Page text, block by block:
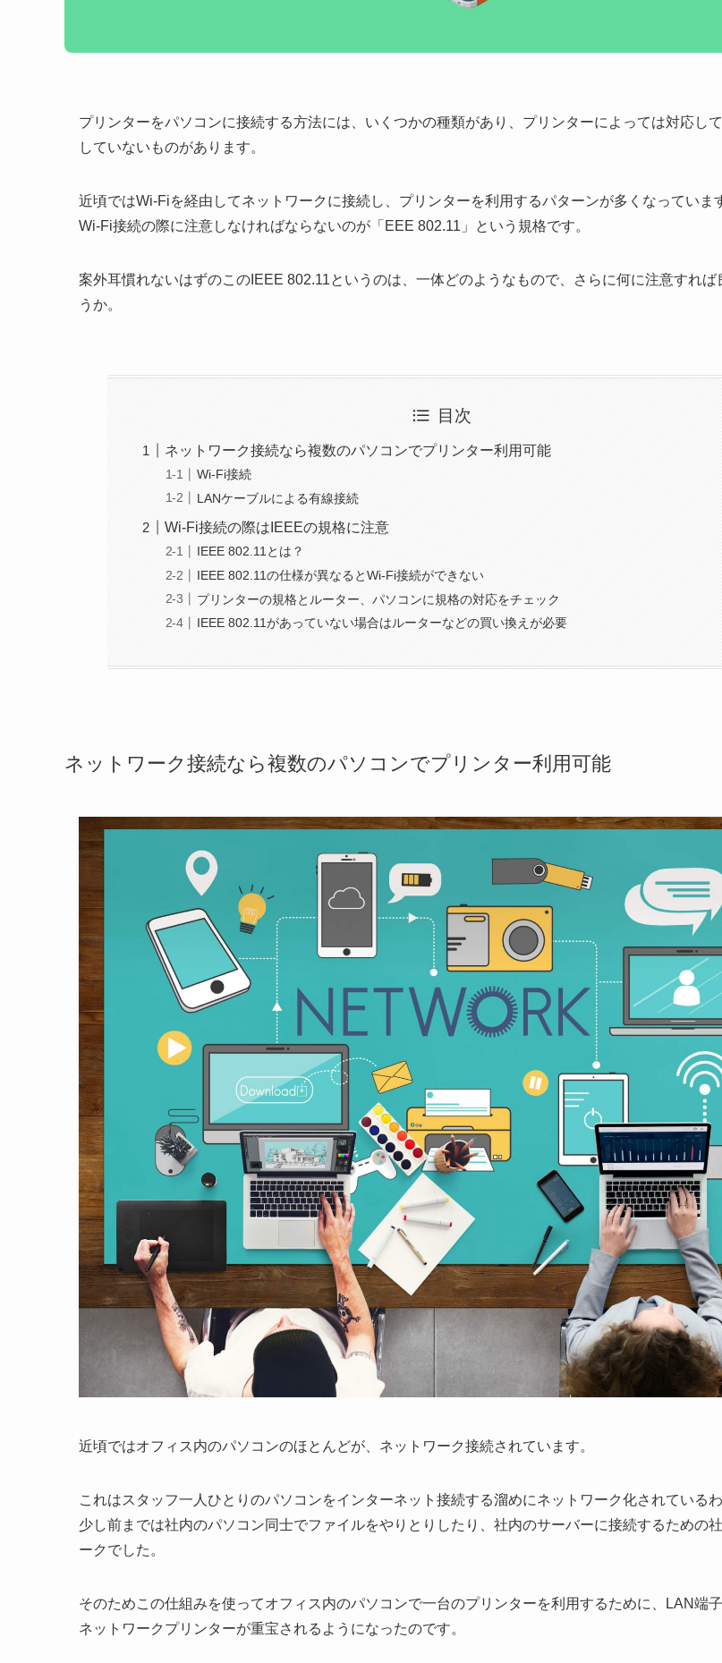
プリンターをパソコンに接続する方法には、いくつかの種類があり、プリンターによっては対応して
していないものがあります。
近頃ではWi-Fiを経由してネットワークに接続し、プリンターを利用するパターンが多くなっていま
Wi-Fi接続の際に注意しなければならないのが「EEE 802.11」という規格です。
案外耳慣れないはずのこのIEEE 802.11というのは、一体どのようなもので、さらに何に注意すれば
うか。
目次
ネットワーク接続なら複数のパソコンでプリンター利用可能
Wi-Fi接続
LANケーブルによる有線接続
Wi-Fi接続の際はIEEEの規格に注意
IEEE 802.11とは？
IEEE 802.11の仕様が異なるとWi-Fi接続ができない
プリンターの規格とルーター、パソコンに規格の対応をチェック
IEEE 802.11があっていない場合はルーターなどの買い換えが必要
ネットワーク接続なら複数のパソコンでプリンター利用可能
近頃ではオフィス内のパソコンのほとんどが、ネットワーク接続されています。
これはスタッフ一人ひとりのパソコンをインターネット接続する溜めにネットワーク化されているわ
少し前までは社内のパソコン同士でファイルをやりとりしたり、社内のサーバーに接続するための
ークでした。
そのためこの仕組みを使ってオフィス内のパソコンで一台のプリンターを利用するために、LAN端
ネットワークプリンターが重宝されるようになったのです。